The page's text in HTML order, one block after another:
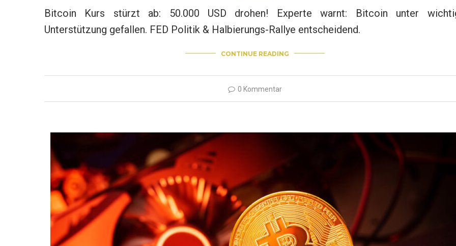
Bitcoin Kurs stürzt ab: 50.000 USD drohen! Experte warnt: Bitcoin unter
Unterstützung gefallen. FED Politik & Halbierungs-Rallye entscheidend.
CONTINUE READING
0 Kommentar